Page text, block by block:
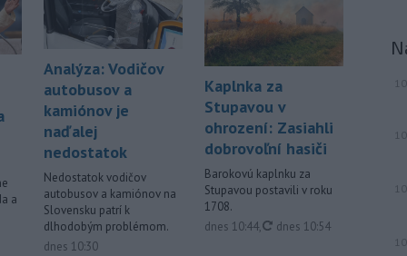
neďaleko Jeruzalema, kde narastá
napätie, pretože jeho obyvatelia sa
obávajú vysťahovania.
- Na severnom výbežku
ostrova Szigetcsúcs na Dunaji v
maďarskej obci Kisoroszi našli v
koryte rieky bombu s hmotnosťou
približne 500 kilogramov. Samospráva
to v stredu uviedla na svojej webovej
stránke, pričom neskôr napísala, že
pyrotechnici ju úspešne odstránili.
a
Analýza: Vodičov
autobusov a
kamiónov je
naďalej
nedostatok
Nedostatok vodičov
autobusov a kamiónov na
Slovensku patrí k
dlhodobým problémom.
dnes 10:30
Kaplnka za
Stupavou v
ohrození: Zasiahli
dobrovoľní hasiči
Barokovú kaplnku za
Stupavou postavili v roku
1708.
dnes 10:44, aktualizované
dnes 10:54